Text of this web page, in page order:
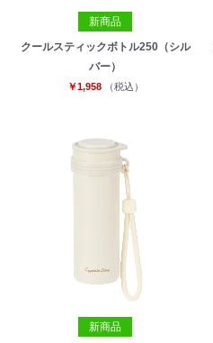
新商品
クールスティックボトル250（シル
バー）
￥1,958 （税込）
新商品